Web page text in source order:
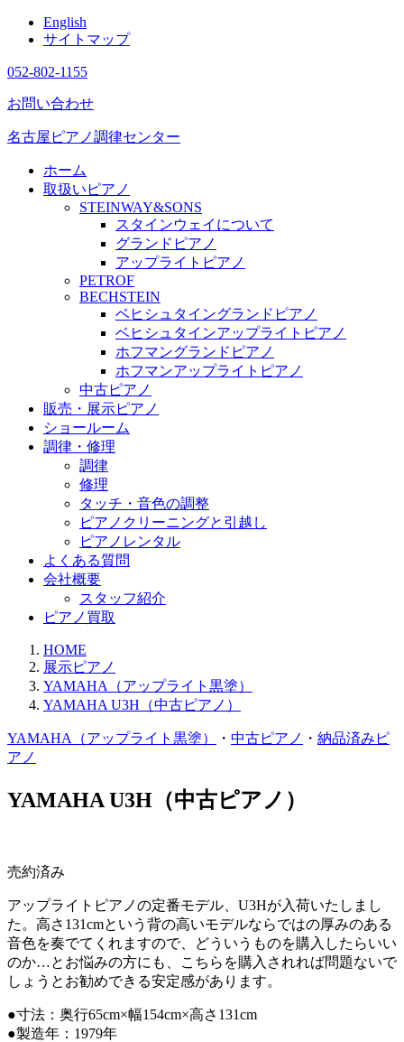
English
サイトマップ
052-802-1155
お問い合わせ
名古屋ピアノ調律センター
ホーム
取扱いピアノ
STEINWAY&SONS
スタインウェイについて
グランドピアノ
アップライトピアノ
PETROF
BECHSTEIN
ベヒシュタイングランドピアノ
ベヒシュタインアップライトピアノ
ホフマングランドピアノ
ホフマンアップライトピアノ
中古ピアノ
販売・展示ピアノ
ショールーム
調律・修理
調律
修理
タッチ・音色の調整
ピアノクリーニングと引越し
ピアノレンタル
よくある質問
会社概要
スタッフ紹介
ピアノ買取
HOME
展示ピアノ
YAMAHA（アップライト黒塗）
YAMAHA U3H（中古ピアノ）
YAMAHA（アップライト黒塗） ・ 中古ピアノ ・ 納品済みピ
アノ
YAMAHA U3H（中古ピアノ）
売約済み
アップライトピアノの定番モデル、U3Hが入荷いたしまし
た。高さ131cmという背の高いモデルならではの厚みのある
音色を奏でてくれますので、どういうものを購入したらいい
のか…とお悩みの方にも、こちらを購入されれば問題ないで
しょうとお勧めできる安定感があります。
●寸法：奥行65cm×幅154cm×高さ131cm
●製造年：1979年